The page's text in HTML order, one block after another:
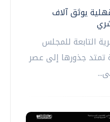
يوثق آلاف
التابعة للمجلس
تمتد جذورها إلى عصر